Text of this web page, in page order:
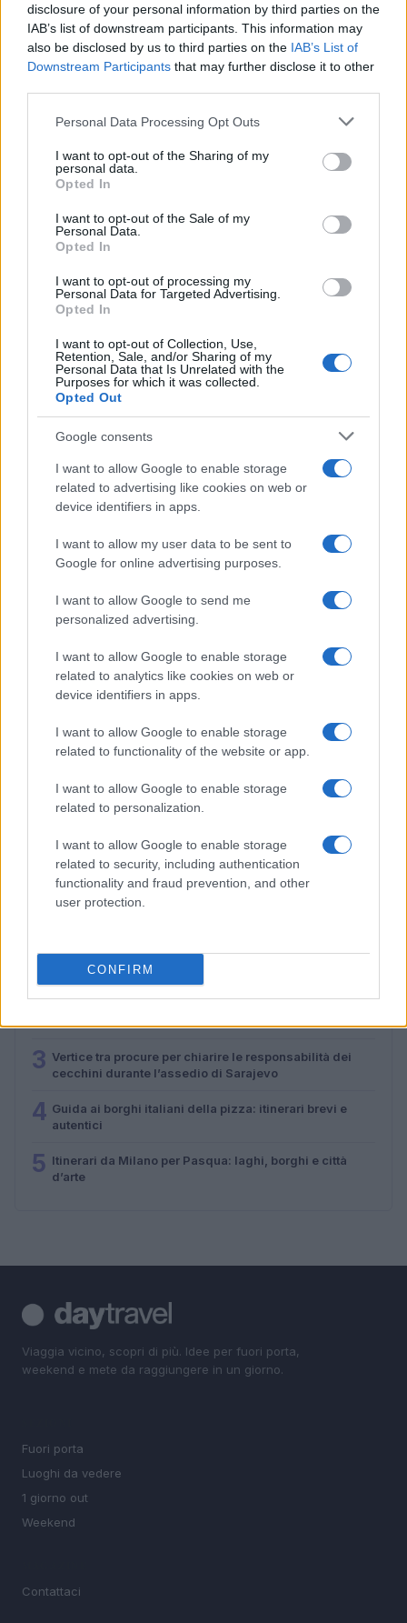
disclosure of your personal information by third parties on the
IAB’s list of downstream participants. This information may
also be disclosed by us to third parties on the IAB’s List of
Downstream Participants that may further disclose it to other
Please note that this website/app uses one or more Google
not limited to your visit or usage behaviour. You may click to
grant or deny consent to Google and its third-party tags to
use your data for below specified purposes in below Google
consent section.
Personal Data Processing Opt Outs
I want to opt-out of the Sharing of my
personal data.
Opted In
I want to opt-out of the Sale of my
Personal Data.
Opted In
I want to opt-out of processing my
Personal Data for Targeted Advertising.
Opted In
I want to opt-out of Collection, Use,
Retention, Sale, and/or Sharing of my
Personal Data that Is Unrelated with the
Purposes for which it was collected.
Opted Out
Google consents
I want to allow Google to enable storage
related to advertising like cookies on web or
device identifiers in apps.
I want to allow my user data to be sent to
Google for online advertising purposes.
I want to allow Google to send me
personalized advertising.
I want to allow Google to enable storage
related to analytics like cookies on web or
device identifiers in apps.
I want to allow Google to enable storage
related to functionality of the website or app.
I want to allow Google to enable storage
related to personalization.
I want to allow Google to enable storage
related to security, including authentication
functionality and fraud prevention, and other
user protection.
CONFIRM
Odissea e Spider-Man: i film che hanno rivoluzionato
l’estate al cinema
Alessandro Tassinari · 5 Ago 2026
Dalla gloria di Coppi al declino attuale: l’allarme per il
ciclismo italiano
Beatrice Beretta · 4 Ago 2026
FUORI PORTA
Guida ai mercatini vintage in Piemonte con
passeggiate e street food
PIÙ LETTI
1
Itinerari d’acqua in Veneto: 8 percorsi semplici per
principianti
2
3 Vertice tra procure per chiarire le responsabilità dei
cecchini durante l’assedio di Sarajevo
4 Guida ai borghi italiani della pizza: itinerari brevi e
autentici
5 Itinerari da Milano per Pasqua: laghi, borghi e città
d’arte
Viaggia vicino, scopri di più. Idee per fuori porta,
weekend e mete da raggiungere in un giorno.
Fuori porta
Luoghi da vedere
1 giorno out
Weekend
Contattaci